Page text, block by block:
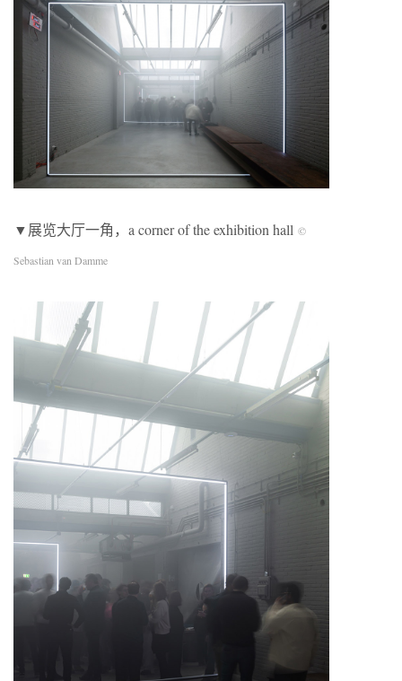
▼展览大厅一角，a corner of the exhibition hall ©
Sebastian van Damme